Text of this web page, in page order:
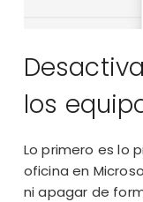
los
Lo primero es lo
oficina en
ni apagar de